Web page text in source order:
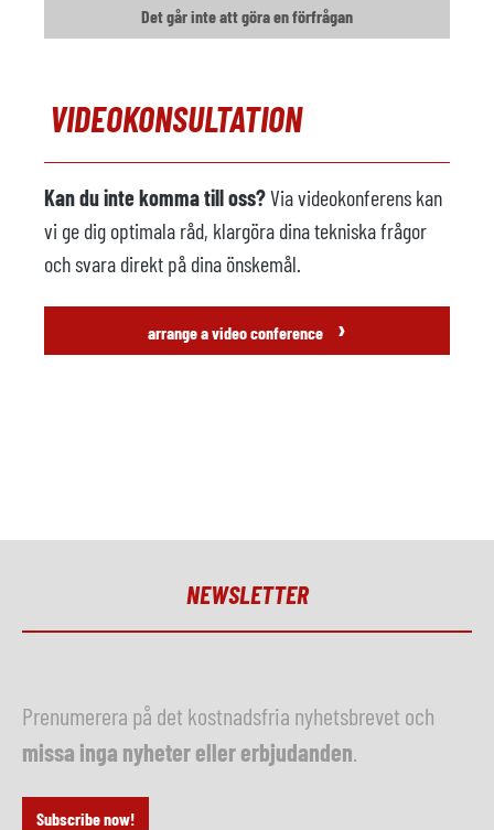
Det går inte att göra en förfrågan
VIDEOKONSULTATION
Kan du inte komma till oss?Via videokonferens kan
vi ge dig optimala råd, klargöra dina tekniska frågor
och svara direkt på dina önskemål.
arrange a video conference ›
NEWSLETTER
Prenumerera på det kostnadsfria nyhetsbrevet och
missa inga nyheter eller erbjudanden
Subscribe now!